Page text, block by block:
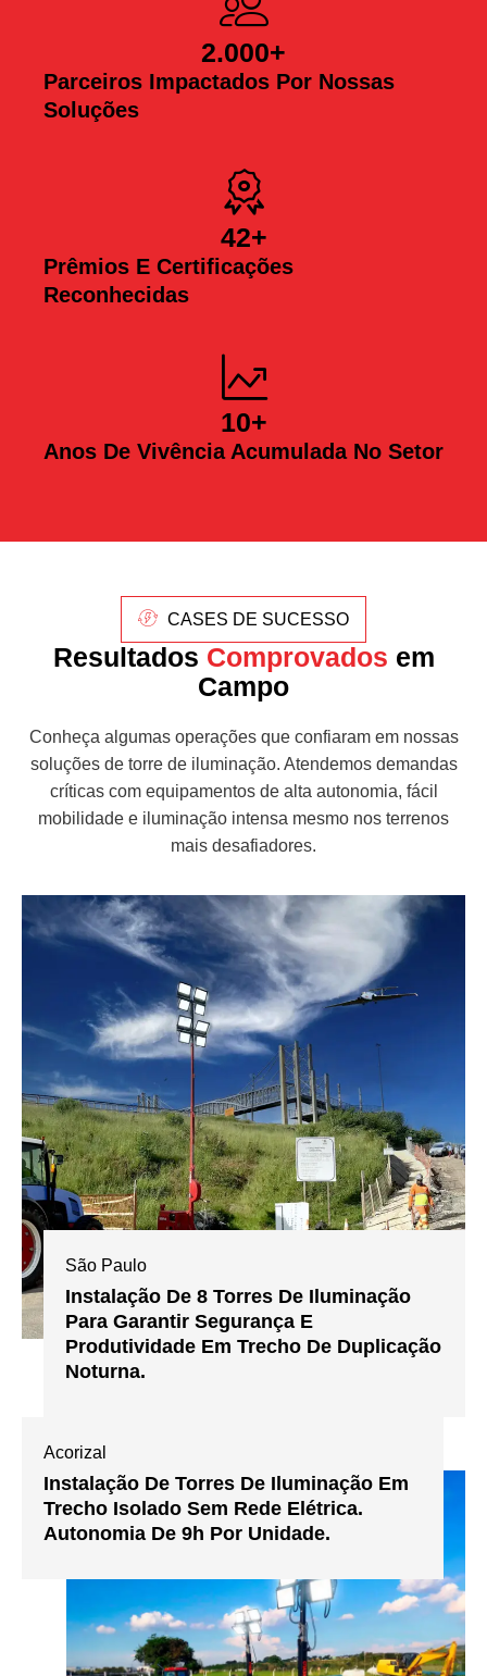
Parceiros Impactados Por Nossas
Soluções
2.000+
Prêmios E Certificações
Reconhecidas
42+
Anos De Vivência Acumulada No Setor
10+
CASES DE SUCESSO
Resultados Comprovados em
Campo
Conheça algumas operações que confiaram em nossas
soluções de torre de iluminação. Atendemos demandas
críticas com equipamentos de alta autonomia, fácil
mobilidade e iluminação intensa mesmo nos terrenos
mais desafiadores.
São Paulo
Instalação De 8 Torres De Iluminação
Para Garantir Segurança E
Produtividade Em Trecho De Duplicação
Noturna.
Acorizal
Instalação De Torres De Iluminação Em
Trecho Isolado Sem Rede Elétrica.
Autonomia De 9h Por Unidade.